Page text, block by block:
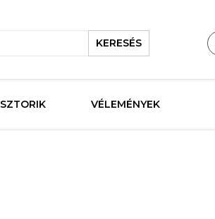
KERESÉS
SZTORIK VÉLEMÉNYEK